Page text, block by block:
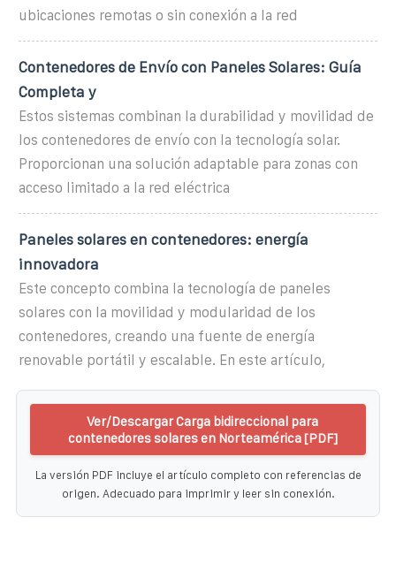
ubicaciones remotas o sin conexión a la red
Contenedores de Envío con Paneles Solares: Guía
Completa y
Estos sistemas combinan la durabilidad y movilidad de
los contenedores de envío con la tecnología solar.
Proporcionan una solución adaptable para zonas con
acceso limitado a la red eléctrica
Paneles solares en contenedores: energía
innovadora
Este concepto combina la tecnología de paneles
solares con la movilidad y modularidad de los
contenedores, creando una fuente de energía
renovable portátil y escalable. En este artículo,
Ver/Descargar Carga bidireccional para
contenedores solares en Norteamérica [PDF]
La versión PDF incluye el artículo completo con referencias de
origen. Adecuado para imprimir y leer sin conexión.